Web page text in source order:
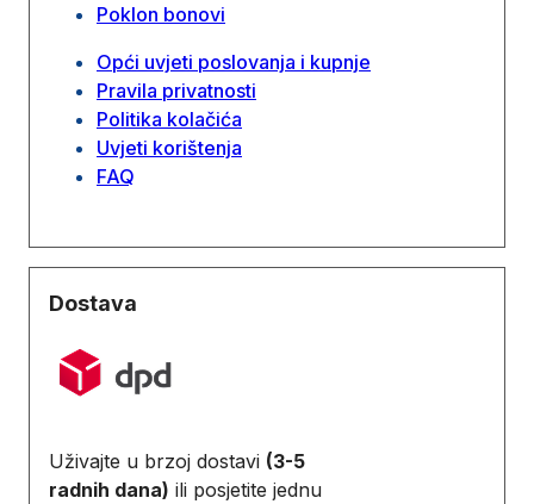
Poklon bonovi
Opći uvjeti poslovanja i kupnje
Pravila privatnosti
Politika kolačića
Uvjeti korištenja
FAQ
Dostava
Uživajte u brzoj dostavi (3-5
radnih dana) ili posjetite jednu